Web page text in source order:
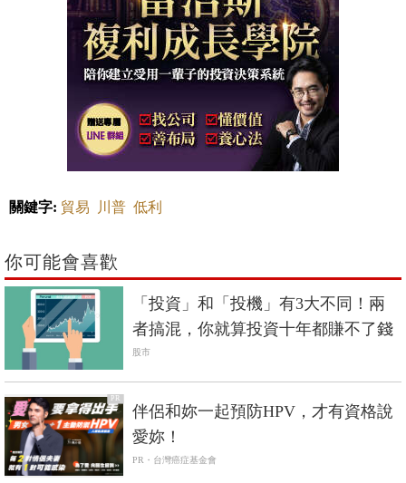
關鍵字: 貿易 川普 低利
你可能會喜歡
「投資」和「投機」有3大不同！兩
者搞混，你就算投資十年都賺不了錢
股市
PR
伴侶和妳一起預防HPV，才有資格說
愛妳！
PR・台灣癌症基金會